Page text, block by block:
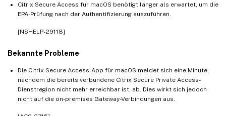
Citrix Secure Access für macOS benötigt länger als erwartet, um die
EPA-Prüfung nach der Authentifizierung auszuführen.
[NSHELP-29118]
Bekannte Probleme
Die Citrix Secure Access-App für macOS meldet sich eine Minute,
nachdem die bereits verbundene Citrix Secure Private Access-
Dienstregion nicht mehr erreichbar ist, ab. Dies wirkt sich jedoch
nicht auf die on-premises Gateway-Verbindungen aus.